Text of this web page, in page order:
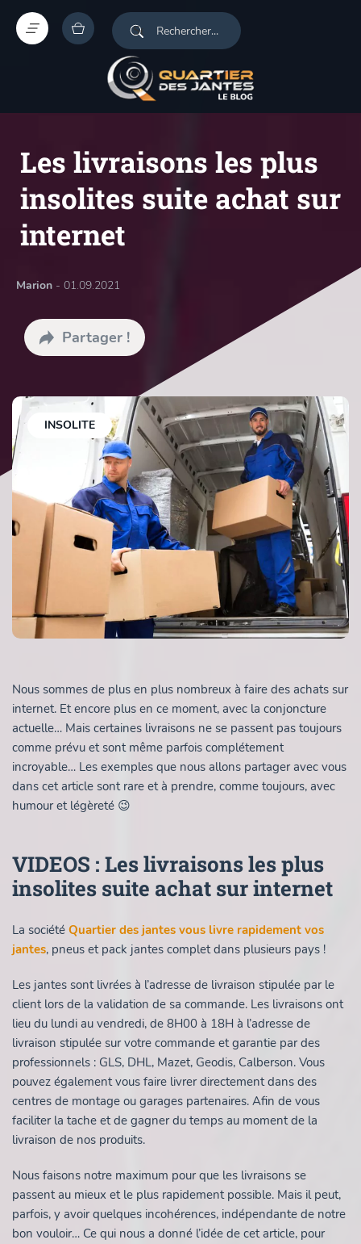
Les livraisons les plus
insolites suite achat sur
internet
Marion - 01.09.2021
Partager !
INSOLITE
Nous sommes de plus en plus nombreux à faire des achats sur
internet. Et encore plus en ce moment, avec la conjoncture
actuelle… Mais certaines livraisons ne se passent pas toujours
comme prévu et sont même parfois complétement
incroyable… Les exemples que nous allons partager avec vous
dans cet article sont rare et à prendre, comme toujours, avec
humour et légèreté 😉
VIDEOS : Les livraisons les plus
insolites suite achat sur internet
La société Quartier des jantes vous livre rapidement vos
jantes, pneus et pack jantes complet dans plusieurs pays !
Les jantes sont livrées à l’adresse de livraison stipulée par le
client lors de la validation de sa commande. Les livraisons ont
lieu du lundi au vendredi, de 8H00 à 18H à l’adresse de
livraison stipulée sur votre commande et garantie par des
professionnels : GLS, DHL, Mazet, Geodis, Calberson. Vous
pouvez également vous faire livrer directement dans des
centres de montage ou garages partenaires. Afin de vous
faciliter la tache et de gagner du temps au moment de la
livraison de nos produits.
Nous faisons notre maximum pour que les livraisons se
passent au mieux et le plus rapidement possible. Mais il peut,
parfois, y avoir quelques incohérences, indépendante de notre
bon vouloir… Ce qui nous a donné l’idée de cet article, pour